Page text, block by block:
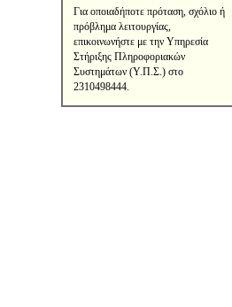
Για οποιαδήποτε πρόταση, σχόλιο ή
πρόβλημα λειτουργίας,
επικοινωνήστε με την Υπηρεσία
Στήριξης Πληροφοριακών
Συστημάτων (Υ.Π.Σ.) στο
2310498444.